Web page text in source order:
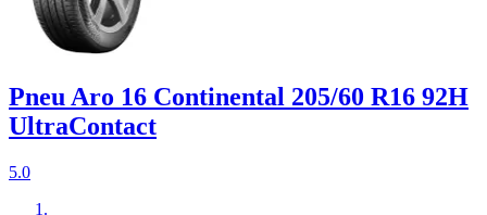
Pneu Aro 16 Continental 205/60 R16 92H
UltraContact
5.0